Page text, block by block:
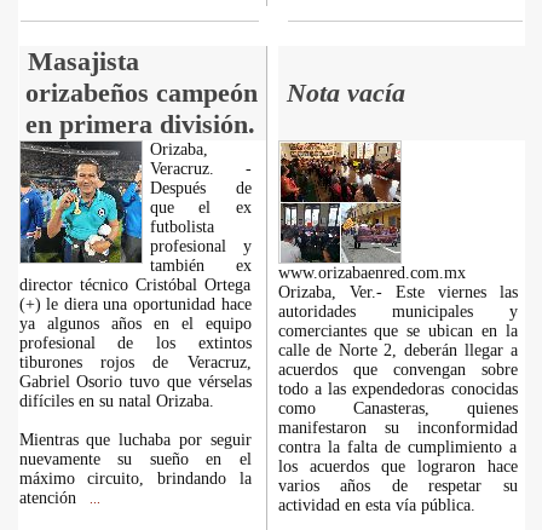
Masajista
orizabeños campeón
en primera división.
Nota vacía
Orizaba,
Veracruz. -
Después de
que el ex
futbolista
profesional y
también ex
director técnico Cristóbal Ortega
(+) le diera una oportunidad hace
ya algunos años en el equipo
profesional de los extintos
tiburones rojos de Veracruz,
Gabriel Osorio tuvo que vérselas
difíciles en su natal Orizaba.
Mientras que luchaba por seguir
nuevamente su sueño en el
máximo circuito, brindando la
atención
www.orizabaenred.com.mx
Orizaba, Ver.- Este viernes las
autoridades municipales y
comerciantes que se ubican en la
calle de Norte 2, deberán llegar a
acuerdos que convengan sobre
todo a las expendedoras conocidas
como Canasteras, quienes
manifestaron su inconformidad
contra la falta de cumplimiento a
los acuerdos que lograron hace
varios años de respetar su
actividad en esta vía pública.